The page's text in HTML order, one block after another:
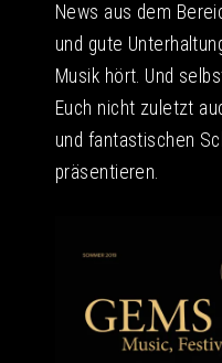
News aus dem
und gute
Musik hört. Und
Euch nicht zuletzt
und fantastischen
präsentieren.